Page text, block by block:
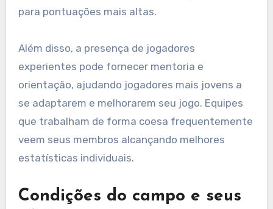
para pontuações mais altas.
Além disso, a presença de jogadores
experientes pode fornecer mentoria e
orientação, ajudando jogadores mais jovens a
se adaptarem e melhorarem seu jogo. Equipes
que trabalham de forma coesa frequentemente
veem seus membros alcançando melhores
estatísticas individuais.
Condições do campo e seus